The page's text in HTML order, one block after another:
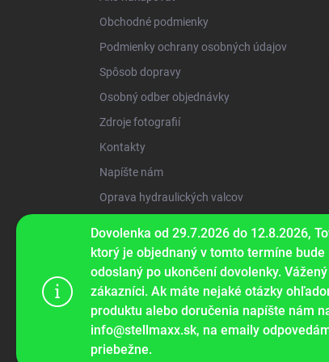
webu
Dovolenka od 29.7.2026 do 12.8.2026,
ktorý je objednaný v tomto termíne bude
odoslaný po ukončení dovolenky. Vážený
zákazníci. Ak máte nejaké otázky
produktu alebo doručenia napíšte nám
info@stellmaxx.sk, na emaily
priebežne.
Obchodné podmienky
Podmienky ochrany osobných údajov
Spôsob dopravy
Osobný odber objednávky
Zdroje fotografií
Kontakty
Napíšte nám
Oprava hydraulických valcov